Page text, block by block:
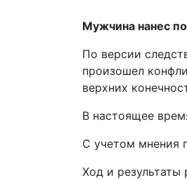
Мужчина нанес
По версии
произошел
верхних
В настоящее
С учетом мнения
Ход и результаты